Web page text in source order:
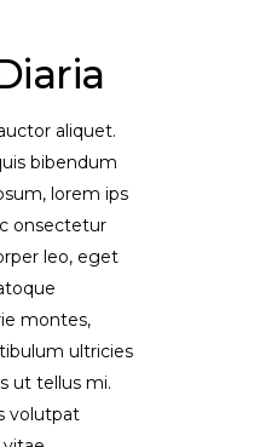
aliquet.
bibendum
lorem ips
onsectetur
leo, eget
montes,
ultricies
ut tellus mi.
volutpat